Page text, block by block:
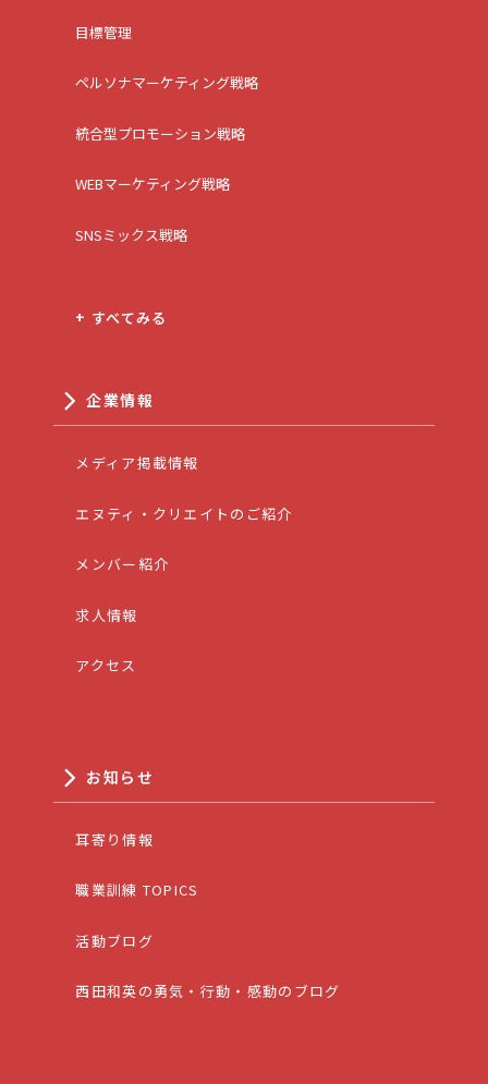
目標管理
ペルソナマーケティング戦略
統合型プロモーション戦略
WEBマーケティング戦略
SNSミックス戦略
+ すべてみる
企業情報
メディア掲載情報
エヌティ・クリエイトのご紹介
メンバー紹介
求人情報
アクセス
お知らせ
耳寄り情報
職業訓練 TOPICS
活動ブログ
西田和英の勇気・行動・感動のブログ